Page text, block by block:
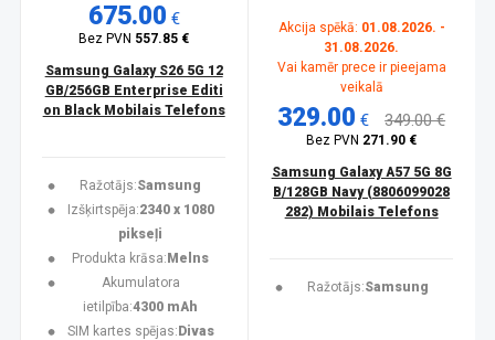
675.00 €
Bez PVN 557.85 €
Samsung Galaxy S26 5G 12
GB/256GB Enterprise Editi
on Black Mobilais Telefons
Ražotājs:Samsung
Izšķirtspēja:2340 x 1080
pikseļi
Produkta krāsa: Melns
Akumulatora
ietilpība:4300 mAh
SIM kartes spējas: Divas
Akcija spēkā: 01.08.2026. -
31.08.2026.
Vai kamēr prece ir pieejama
veikalā
329.00 € 349.00 €
Bez PVN 271.90 €
Samsung Galaxy A57 5G 8G
B/128GB Navy (8806099028
282) Mobilais Telefons
Ražotājs:Samsung